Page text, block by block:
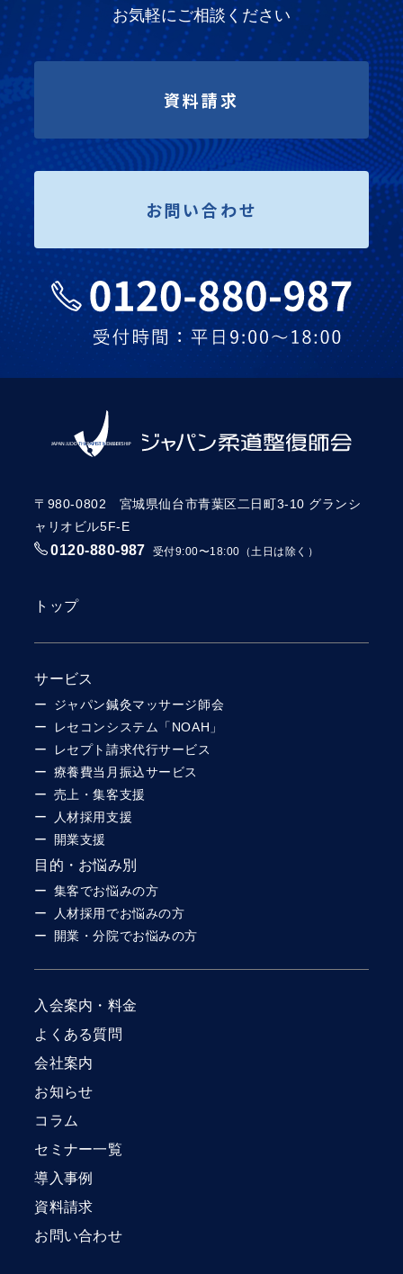
お気軽にご相談ください
資料請求
お問い合わせ
〒980-0802 宮城県仙台市青葉区二日町3-10 グランシ
ャリオビル5F-E
0120-880-987 受付9:00〜18:00（土日は除く）
トップ
サービス
ジャパン鍼灸マッサージ師会
レセコンシステム「NOAH」
レセプト請求代行サービス
療養費当月振込サービス
売上・集客支援
人材採用支援
開業支援
目的・お悩み別
集客でお悩みの方
人材採用でお悩みの方
開業・分院でお悩みの方
入会案内・料金
よくある質問
会社案内
お知らせ
コラム
セミナー一覧
導入事例
資料請求
お問い合わせ